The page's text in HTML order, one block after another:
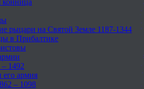
конница
рыцари на Святой Земле 1187-1344
в Прибалтике
1492
его армия
– 1098